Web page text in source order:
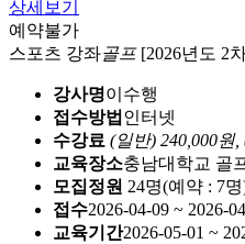
상세보기
예약불가
스포츠 강좌골프[2026년도 2
강사명이수행
접수방법 인터넷
수강료 (일반) 240,000원,
교육장소충남대학교 골
모집정원 24명(예약 : 7
접수2026-04-09 ~ 2026-
교육기간2026-05-01 ~